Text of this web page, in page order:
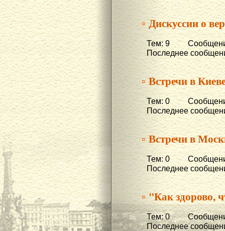
▫ Дискуссии о
Тем: 9
Последнее
▫ Встречи в
Тем: 0
Последнее
▫ Встречи в
Тем: 0
Последнее
▫ "Как здорово,
Тем: 0
Последнее